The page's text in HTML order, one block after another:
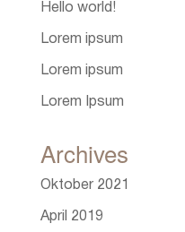
Hello world!
Lorem ipsum
Lorem ipsum
Lorem Ipsum
Archives
Oktober 2021
April 2019